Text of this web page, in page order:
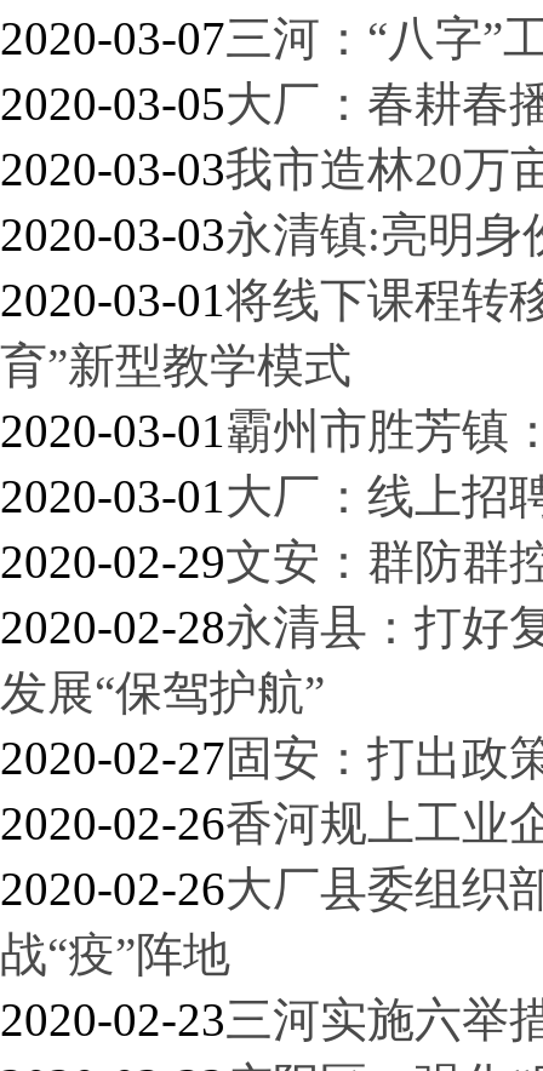
2020-03-07三河：“八字”
2020-03-05大厂：春耕春
2020-03-03我市造林20万
2020-03-03永清镇:亮明身
2020-03-01将线下课程转
育”新型教学模式
2020-03-01霸州市胜芳镇
2020-03-01大厂：线上招
2020-02-29文安：群防群
2020-02-28永清县：打好
发展“保驾护航”
2020-02-27固安：打出政
2020-02-26香河规上工业
2020-02-26大厂县委组织
战“疫”阵地
2020-02-23三河实施六举